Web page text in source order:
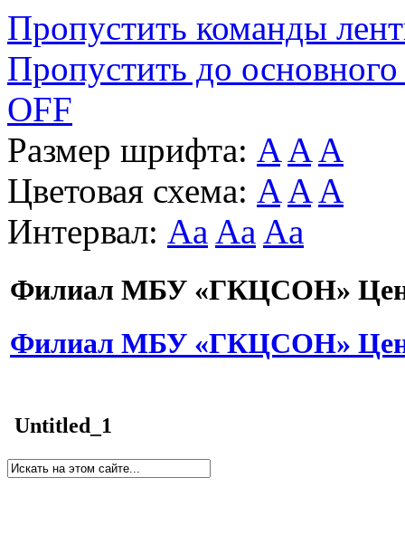
Пропустить команды
Пропустить до основного
OFF
Размер шрифта: A A A
Цветовая схема: A A A
Интервал: Aa Aa Aa
Филиал МБУ «ГКЦСОН»
Филиал МБУ «ГКЦСОН»
Untitled_1